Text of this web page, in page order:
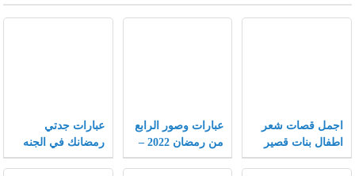
اجمل قصات شعر
اطفال بنات قصير
جدا 2022 جديدة
عبارات وصور الرابع
من رمضان 2022 –
موقع محتويات
عبارات جدتي
رمضانك في الجنه
اجمل حزينة ومؤثرة